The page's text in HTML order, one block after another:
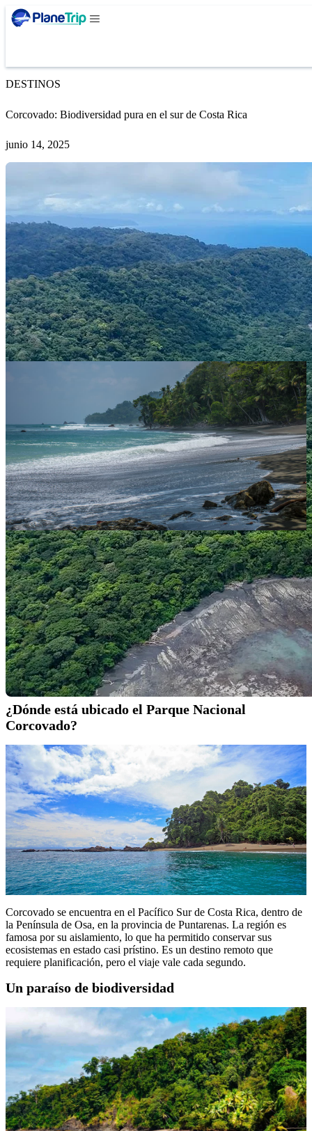
DESTINOS
Corcovado: Biodiversidad pura en el sur de Costa Rica
junio 14, 2025
Parque Nacional Corcovado: el último
refugio salvaje de Costa Rica
Explora elParque Nacional Corcovadoen laPenínsula de Osa,
uno de los lugares más biodiversos del planeta. Descubre selvas
vírgenes, playas solitarias, fauna exótica y una experiencia de
ecoturismo única en Costa Rica. Ideal para aventureros y amantes de
la naturaleza pura.
Ubicado en la remota y salvaje Península de Osa, el Parque
Nacional Corcovado es consideradouno de los lugares con mayor
biodiversidad del planeta. Esta joya natural protege ecosistemas
únicos como el bosque tropical húmedo primario, manglares,
lagunas y playas vírgenes, ofreciendo una experiencia única a los
amantes del ecoturismo y la aventura.
¿Dónde está ubicado el Parque Nacional
Corcovado?
Corcovado se encuentra en el Pacífico Sur de Costa Rica, dentro de
la Península de Osa, en la provincia de Puntarenas. La región es
famosa por su aislamiento, lo que ha permitido conservar sus
ecosistemas en estado casi prístino. Es un destino remoto que
requiere planificación, pero el viaje vale cada segundo.
Un paraíso de biodiversidad